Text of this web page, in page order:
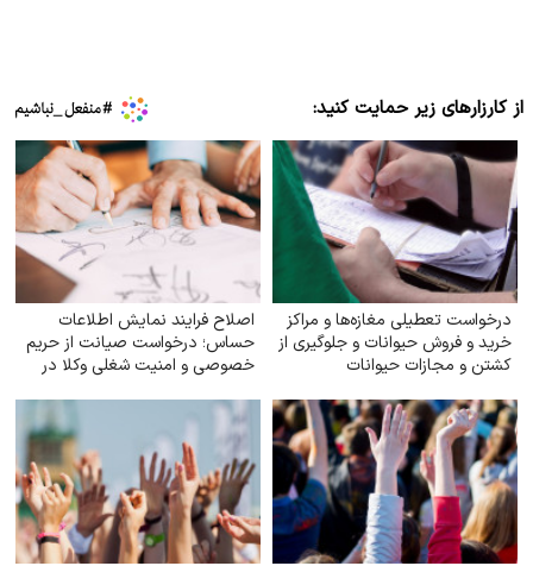
از کارزارهای زیر حمایت کنید:
درخواست تعطیلی مغازه‌ها و مراکز
خرید و فروش حیوانات و جلوگیری از
کشتن و مجازات حیوانات
اصلاح فرایند نمایش اطلاعات
حساس؛ درخواست صیانت از حریم
خصوصی و امنیت شغلی وکلا در